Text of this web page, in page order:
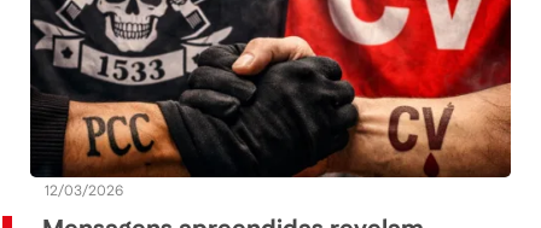
12/03/2026